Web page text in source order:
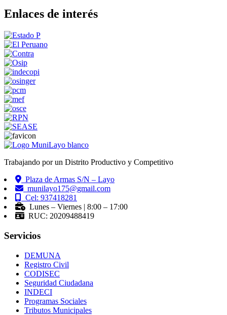
Enlaces de interés
Trabajando por un Distrito Productivo y Competitivo
Plaza de Armas S/N – Layo
munilayo175@gmail.com
Cel: 937418281
Lunes – Viernes | 8:00 – 17:00
RUC: 20209488419
Servicios
DEMUNA
Registro Civil
CODISEC
Seguridad Ciudadana
INDECI
Programas Sociales
Tributos Municipales